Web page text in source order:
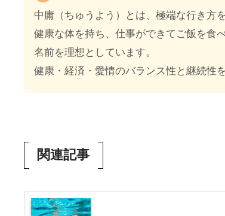
中庸（ちゅうよう）とは、極端な行き方
健康な体を持ち、仕事ができてご飯を食
名前を理想としています。
健康・経済・愛情のバランス性と継続性
関連記事